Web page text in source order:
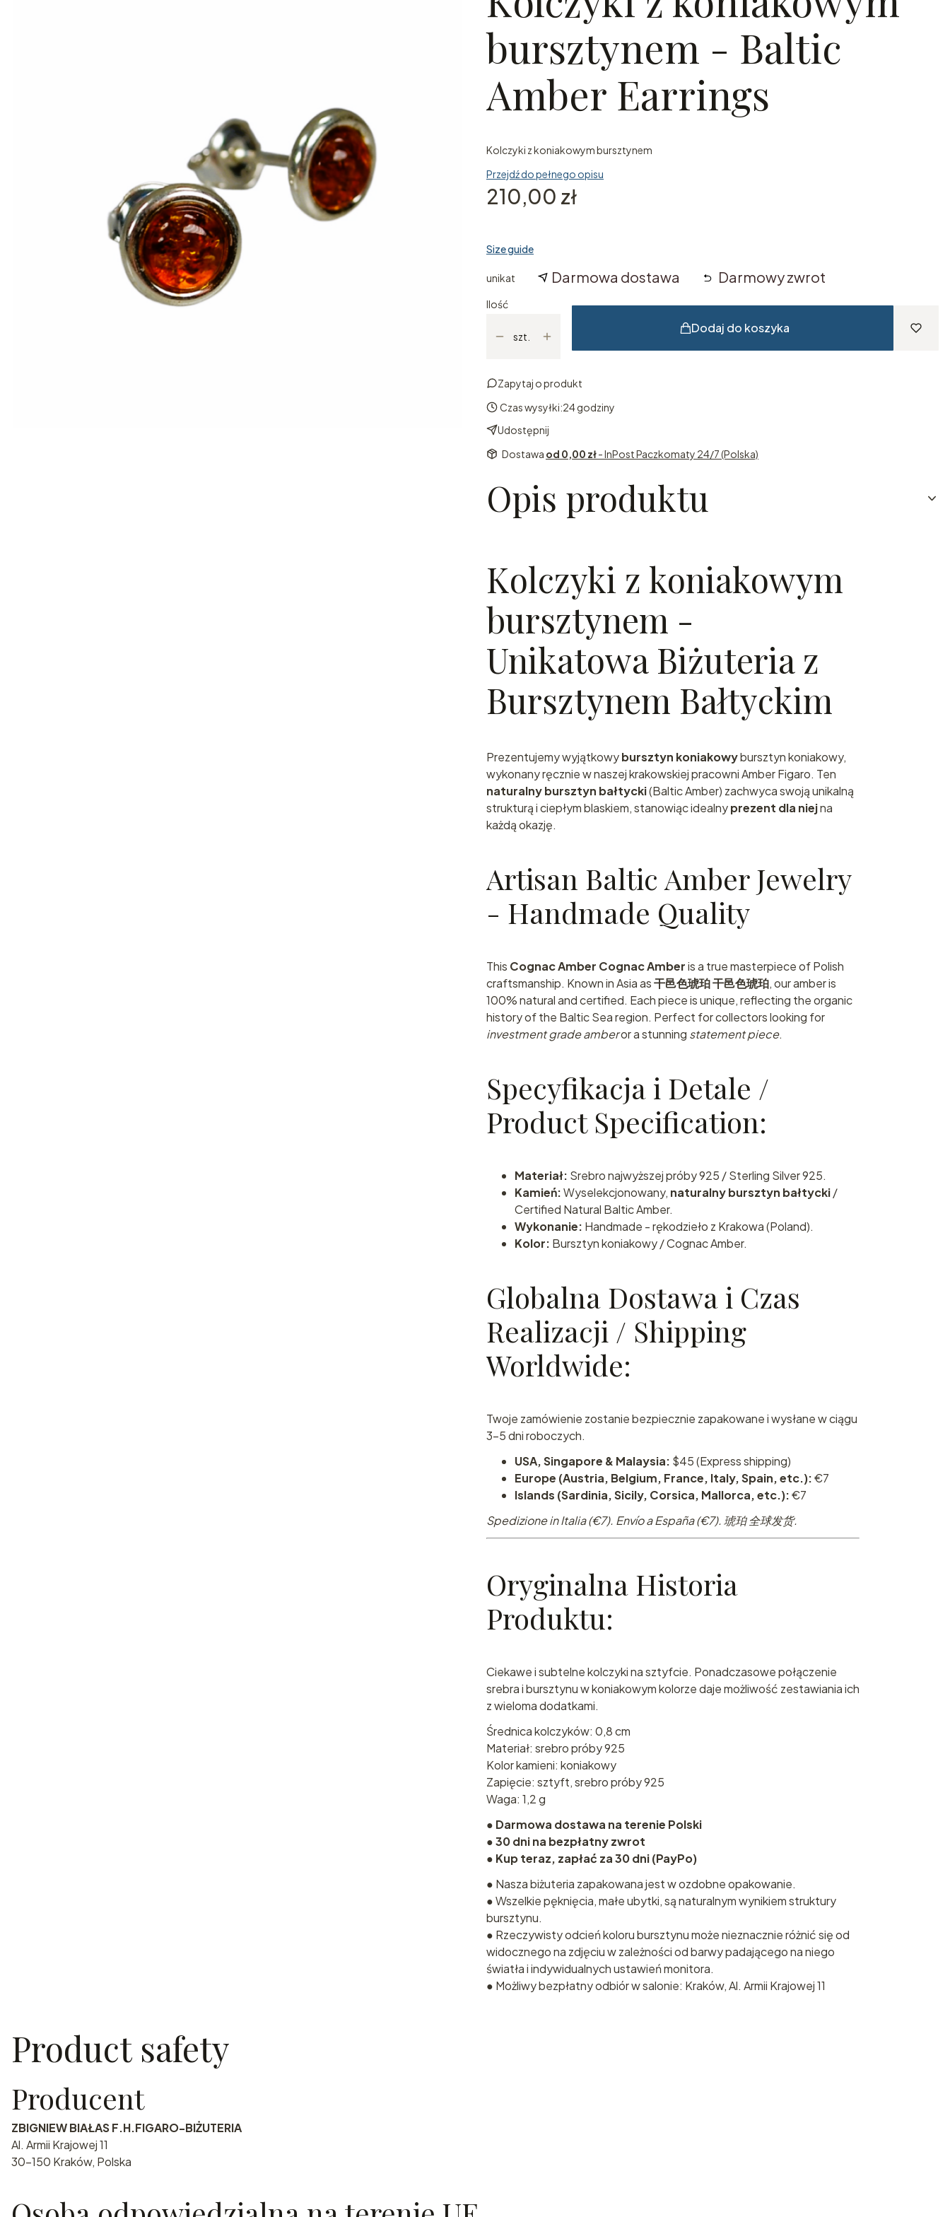
bursztynem - Baltic
Amber Earrings
Kolczyki z koniakowym bursztynem
Przejdź do pełnego opisu
Cena
210,00 zł
Size guide
unikat Darmowa dostawa Darmowy zwrot
Ilość
szt.
Dodaj do koszyka
Zapytaj o produkt
Czas wysyłki:24 godziny
Udostępnij
Dostawa od 0,00 zł- InPost Paczkomaty 24/7 (Polska)
Opis produktu
Kolczyki z koniakowym
bursztynem -
Unikatowa Biżuteria z
Bursztynem Bałtyckim
Prezentujemy wyjątkowybursztyn koniakowybursztyn koniakowy,
wykonany ręcznie w naszej krakowskiej pracowni Amber Figaro. Ten
naturalny bursztyn bałtycki(Baltic Amber) zachwyca swoją unikalną
strukturą i ciepłym blaskiem, stanowiąc idealnyprezent dla niejna
każdą okazję.
Artisan Baltic Amber Jewelry
- Handmade Quality
This Cognac Amber Cognac Amberis a true masterpiece of Polish
craftsmanship. Known in Asia as干邑色琥珀 干邑色琥珀, our amber is
100% natural and certified. Each piece is unique, reflecting the organic
history of the Baltic Sea region. Perfect for collectors looking for
investment grade amberor a stunning statement piece.
Specyfikacja i Detale /
Product Specification:
Materiał: Srebro najwyższej próby 925 / Sterling Silver 925.
Kamień:Wyselekcjonowany, naturalny bursztyn bałtycki/
Certified Natural Baltic Amber.
Wykonanie: Handmade - rękodzieło z Krakowa (Poland).
Kolor: Bursztyn koniakowy / Cognac Amber.
Globalna Dostawa i Czas
Realizacji / Shipping
Worldwide:
Twoje zamówienie zostanie bezpiecznie zapakowane i wysłane w ciągu
3-5 dni roboczych.
USA, Singapore & Malaysia: $45 (Express shipping)
Europe (Austria, Belgium, France, Italy, Spain, etc.):€7
Islands (Sardinia, Sicily, Corsica, Mallorca, etc.):€7
Spedizione in Italia (€7). Envío a España (€7). 琥珀 全球发货.
Oryginalna Historia
Produktu:
Ciekawe i subtelne kolczyki na sztyfcie. Ponadczasowe połączenie
srebra i bursztynu w koniakowym kolorze daje możliwość zestawiania ich
z wieloma dodatkami.
Średnica kolczyków: 0,8 cm
Materiał: srebro próby 925
Kolor kamieni: koniakowy
Zapięcie: sztyft, srebro próby 925
Waga: 1,2 g
● Darmowa dostawa na terenie Polski
●30 dni na bezpłatny zwrot
● Kup teraz, zapłać za 30 dni (PayPo)
● Nasza biżuteria zapakowana jest w ozdobne opakowanie.
● Wszelkie pęknięcia, małe ubytki, są naturalnym wynikiem struktury
bursztynu.
● Rzeczywisty odcień koloru bursztynu może nieznacznie różnić się od
widocznego na zdjęciu w zależności od barwy padającego na niego
światła i indywidualnych ustawień monitora.
● Możliwy bezpłatny odbiór w salonie: Kraków, Al. Armii Krajowej 11
Product safety
Producent
ZBIGNIEW BIAŁAS F.H.FIGARO-BIŻUTERIA
Al. Armii Krajowej 11
30-150 Kraków, Polska